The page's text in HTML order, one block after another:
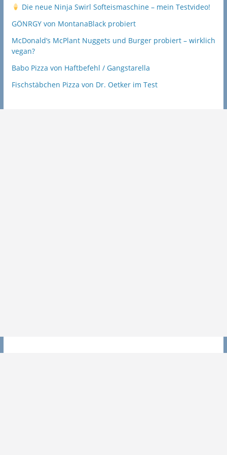
Die neue Ninja Swirl Softeismaschine – mein Testvideo!
GÖNRGY von MontanaBlack probiert
McDonald’s McPlant Nuggets und Burger probiert – wirklich
vegan?
Babo Pizza von Haftbefehl / Gangstarella
Fischstäbchen Pizza von Dr. Oetker im Test